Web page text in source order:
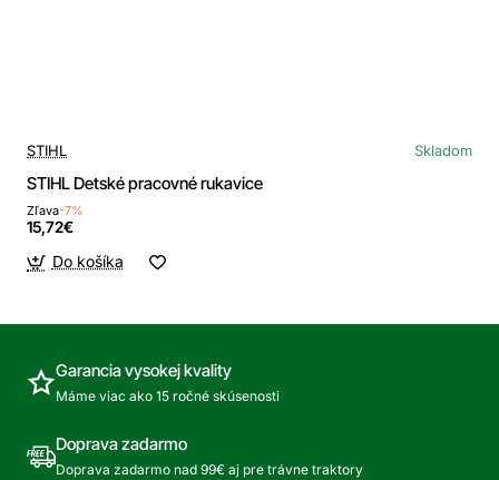
STIHL Skladom
STIHL Detské pracovné rukavice
Zľava-7%
15,72€
Do košíka
Garancia vysokej kvality
Máme viac ako 15 ročné skúsenosti
Doprava zadarmo
Doprava zadarmo nad 99€ aj pre trávne traktory